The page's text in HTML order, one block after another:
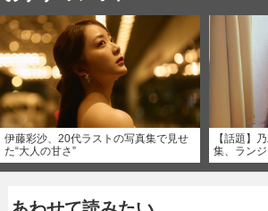
伊藤彩沙、20代ラストの写真集で見せ
た“大人の甘さ”
【話題】
集、ラン